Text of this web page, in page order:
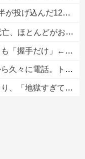
、半額提示した母親は冷たい？
前らと同年代で若者は元気
何のために会うんだよ…
してあげたら大発狂した←お義父さんノリノリで温泉行ってて草
てる……」と衝撃を受ける人が続出中